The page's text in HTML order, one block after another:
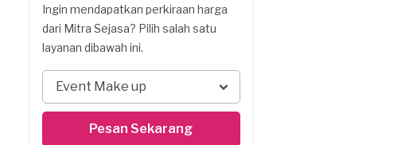
Ingin mendapatkan perkiraan harga
dari Mitra Sejasa? Pilih salah satu
layanan dibawah ini.
Event Make up
Pesan Sekarang